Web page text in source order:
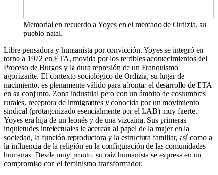
Memorial en recuerdo a Yoyes en el mercado de Ordizia, su
pueblo natal.
Libre pensadora y humanista por convicción, Yoyes se integró en
torno a 1972 en ETA, movida por los terribles acontecimientos del
Proceso de Burgos y la dura represión de un Franquismo
agonizante. El contexto sociológico de Ordizia, su lugar de
nacimiento, es plenamente válido para afrontar el desarrollo de ETA
en su conjunto. Zona industrial pero con un ámbito de costumbres
rurales, receptora de inmigrantes y conocida por un movimiento
sindical (protagonizado esencialmente por el LAB) muy fuerte.
Yoyes era hija de un leonés y de una vizcaína. Sus primeras
inquietudes intelectuales le acercan al papel de la mujer en la
sociedad, la función reproductora y la estructura familiar, así como a
la influencia de la religión en la configuración de las comunidades
humanas. Desde muy pronto, su raíz humanista se expresa en un
compromiso con el feminismo transformador.